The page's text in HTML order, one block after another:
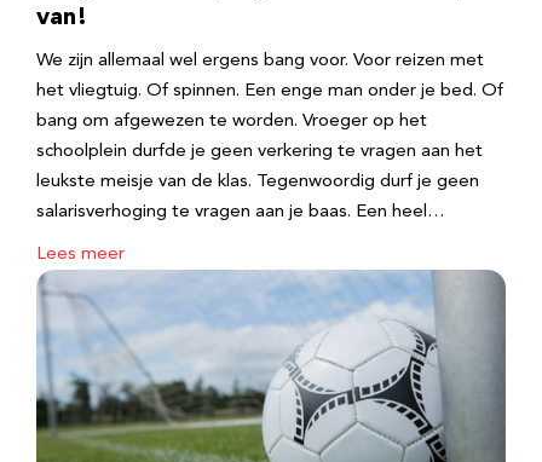
van!
We zijn allemaal wel ergens bang voor. Voor reizen met
het vliegtuig. Of spinnen. Een enge man onder je bed. Of
bang om afgewezen te worden. Vroeger op het
schoolplein durfde je geen verkering te vragen aan het
leukste meisje van de klas. Tegenwoordig durf je geen
salarisverhoging te vragen aan je baas. Een heel…
Lees meer